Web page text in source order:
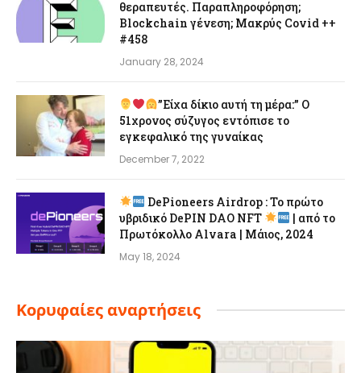
θεραπευτές. Παραπληροφόρηση;
Blockchain γένεση; Μακρύς Covid ++
#458
January 28, 2024
”Είχα δίκιο αυτή τη μέρα:” Ο
51χρονος σύζυγος εντόπισε το
εγκεφαλικό της γυναίκας
December 7, 2022
DePioneers Airdrop : Το πρώτο
υβριδικό DePIN DAO NFT
| από το
Πρωτόκολλο Alvara | Μάιος, 2024
May 18, 2024
Κορυφαίες αναρτήσεις